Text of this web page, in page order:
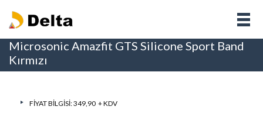
Microsonic Amazfit GTS Silicone Sport Band
Kırmızı
FIYAT BILGISI: 349,90 + KDV